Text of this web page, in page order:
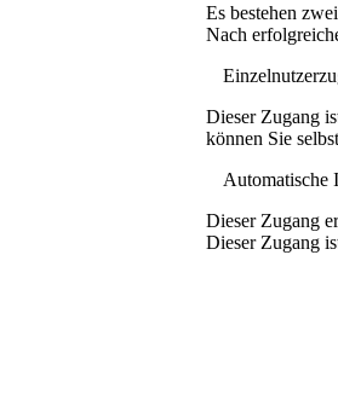
Es bestehen
Nach
Dieser Zugang
können Sie
Automatische
Dieser Zugang
Dieser Zugang